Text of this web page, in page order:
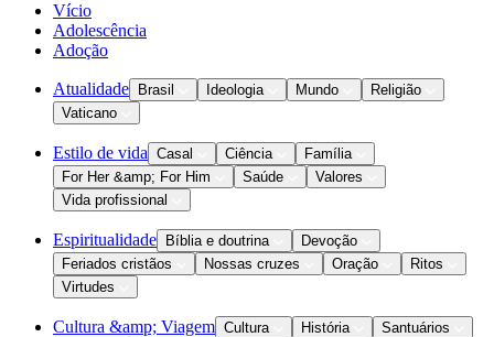
Vício
Adolescência
Adoção
Atualidade Brasil Ideologia Mundo
Religião
Vaticano
Estilo de vida Casal Ciência
Família
For Her &amp; For Him
Saúde
Valores
Vida profissional
Espiritualidade Bíblia e doutrina
Devoção
Feriados cristãos
Nossas cruzes Oração
Ritos
Virtudes
Cultura &amp; Viagem Cultura História
Santuários